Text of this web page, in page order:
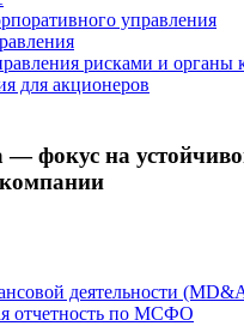
управления
рисками и органы
для акционеров
— фокус на
деятельности
отчетность по МСФО